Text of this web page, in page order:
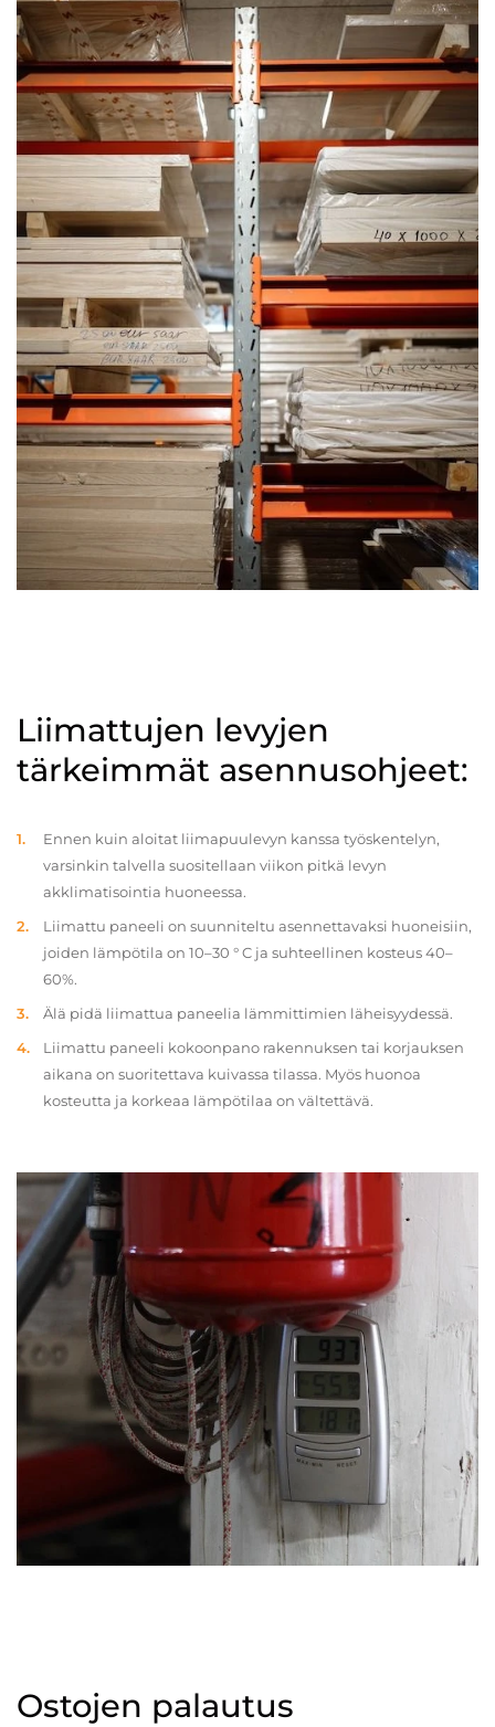
Liimattujen levyjen
tärkeimmät asennusohjeet:
Ennen kuin aloitat liimapuulevyn kanssa työskentelyn,
varsinkin talvella suositellaan viikon pitkä levyn
akklimatisointia huoneessa.
Liimattu paneeli on suunniteltu asennettavaksi huoneisiin,
joiden lämpötila on 10–30 ° C ja suhteellinen kosteus 40–
60%.
Älä pidä liimattua paneelia lämmittimien läheisyydessä.
Liimattu paneeli kokoonpano rakennuksen tai korjauksen
aikana on suoritettava kuivassa tilassa. Myös huonoa
kosteutta ja korkeaa lämpötilaa on vältettävä.
Ostojen palautus